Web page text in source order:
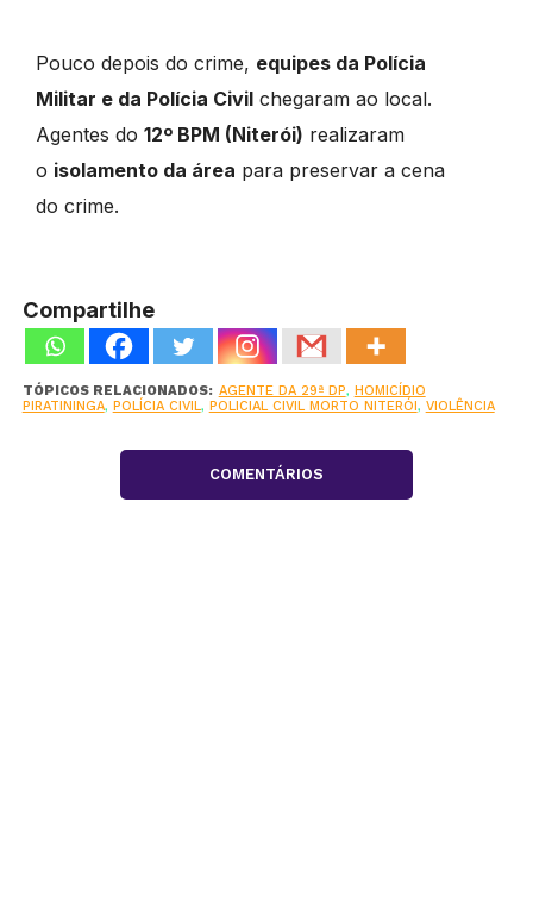
Pouco depois do crime, equipes da Polícia
Militar e da Polícia Civilchegaram ao local.
Agentes do 12º BPM (Niterói) realizaram
o isolamento da área para preservar a cena
do crime.
Compartilhe
TÓPICOS RELACIONADOS: AGENTE DA 29ª DP, HOMICÍDIO
PIRATININGA, POLÍCIA CIVIL, POLICIAL CIVIL MORTO NITERÓI, VIOLÊNCIA
COMENTÁRIOS